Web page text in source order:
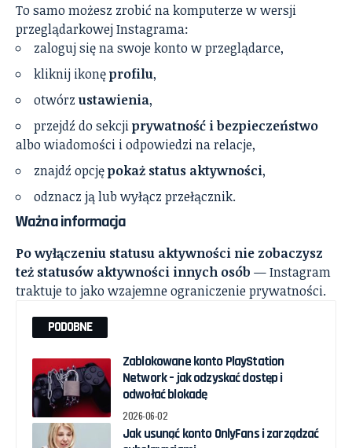
To samo możesz zrobić na komputerze w wersji
przeglądarkowej Instagrama:
zaloguj się na swoje konto w przeglądarce,
kliknij ikonęprofilu,
otwórz ustawienia,
przejdź do sekcjiprywatność i bezpieczeństwo
albo wiadomości i odpowiedzi na relacje,
znajdź opcjępokaż status aktywności,
odznacz ją lub wyłącz przełącznik.
Ważna informacja
Po wyłączeniu statusu aktywności nie zobaczysz
też statusów aktywności innych osób — Instagram
traktuje to jako wzajemne ograniczenie prywatności.
PODOBNE
Zablokowane konto PlayStation
Network – jak odzyskać dostęp i
odwołać blokadę
2026-06-02
Jak usunąć konto OnlyFans i zarządzać